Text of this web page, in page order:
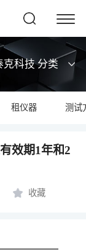
克科技 分类
租仪器 测试
效期1年和2
收藏